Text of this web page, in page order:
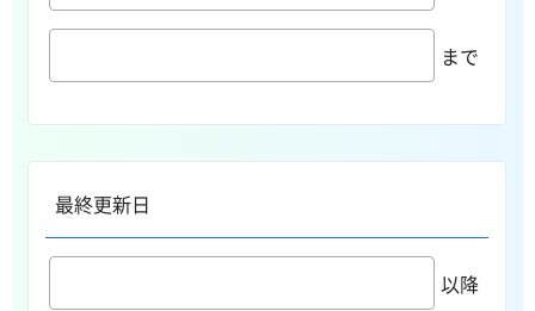
まで
最終更新日
以降